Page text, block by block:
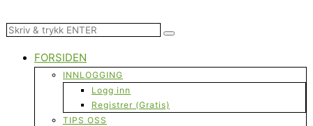
FORSIDEN
INNLOGGING
Logg inn
Registrer (Gratis)
TIPS OSS